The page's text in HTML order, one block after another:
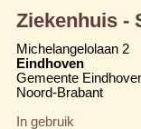
Ziekenhuis -
Michelangelolaan 2
Eindhoven
Gemeente
Noord-Brabant
In gebruik